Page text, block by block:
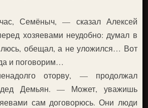
Семёныч, — сказал Алексей
хозяевами неудобно: думал в
обещал, а не уложился… Вот
и поговорим…
оторву, — продолжал
дед Демьян. — Может, уважишь
сам договорюсь. Они люди